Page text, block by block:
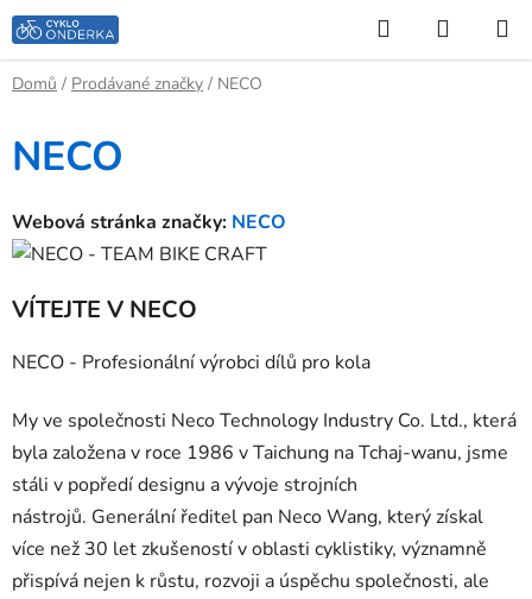
Přejít
na
obsah
Hledat
KOŠÍK
Domů / Prodávané značky / NECO
NECO
Webová stránka značky: NECO
VÍTEJTE V NECO
NECO - Profesionální výrobci dílů pro kola
My ve společnosti Neco Technology Industry Co. Ltd., která
byla založena v roce 1986 v Taichung na Tchaj-wanu, jsme
stáli v popředí designu a vývoje strojních
nástrojů. Generální ředitel pan Neco Wang, který získal
více než 30 let zkušeností v oblasti cyklistiky, významně
přispívá nejen k růstu, rozvoji a úspěchu společnosti, ale